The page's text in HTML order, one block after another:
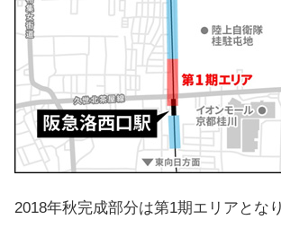
2018年秋完成部分は第1期エリアとな